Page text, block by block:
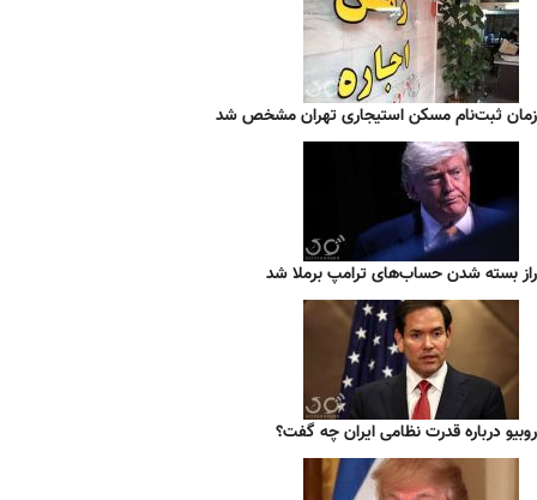
زمان ثبت‌نام مسکن استیجاری تهران مشخص شد
راز بسته شدن حساب‌های ترامپ برملا شد
روبیو درباره قدرت نظامی ایران چه گفت؟